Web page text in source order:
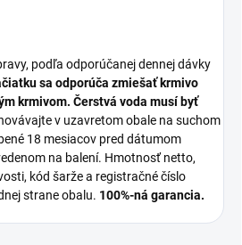
podľa odporúčanej dennej dávky
sa odporúča zmiešať krmivo
krmivom. Čerstvá voda musí byť
v uzavretom obale na suchom
18 mesiacov pred dátumom
na balení. Hmotnosť netto,
kód šarže a registračné číslo
strane obalu. 100%-ná garancia.